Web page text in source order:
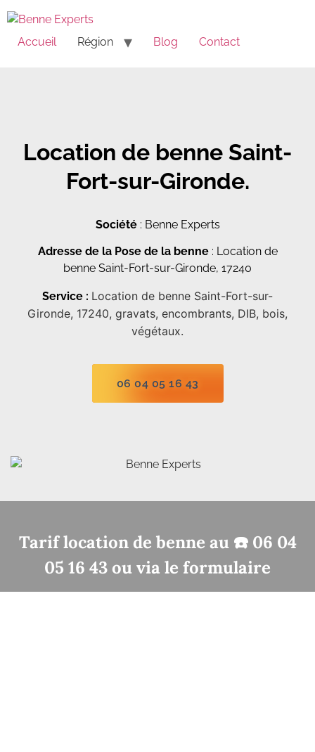
Accueil Région Blog Contact
Location de benne Saint-
Fort-sur-Gironde.
Société: Benne Experts
Adresse de la Pose de la benne: Location de
benne Saint-Fort-sur-Gironde, 17240
Service : Location de benne Saint-Fort-sur-
Gironde, 17240, gravats, encombrants, DIB, bois,
végétaux.
06 04 05 16 43
Tarif location de benne au ☎️ 06 04
05 16 43 ou via le formulaire